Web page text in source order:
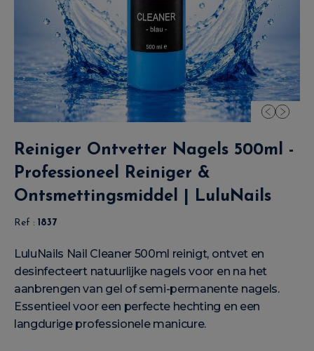
Reiniger Ontvetter Nagels 500ml -
Professioneel Reiniger &
Ontsmettingsmiddel | LuluNails
Ref : 1837
LuluNails Nail Cleaner 500ml reinigt, ontvet en
desinfecteert natuurlijke nagels voor en na het
aanbrengen van gel of semi-permanente nagels.
Essentieel voor een perfecte hechting en een
langdurige professionele manicure.